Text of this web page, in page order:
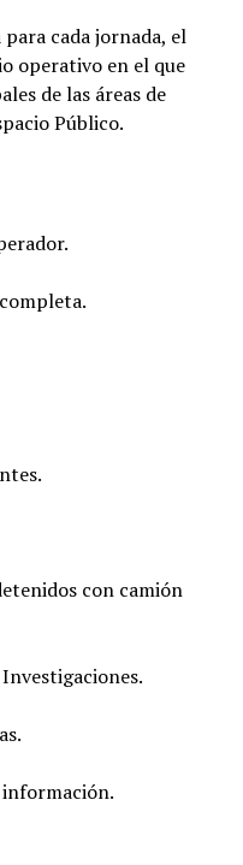
cada jornada, el
operativo en el que
de las áreas de
Público.
con camión
información.